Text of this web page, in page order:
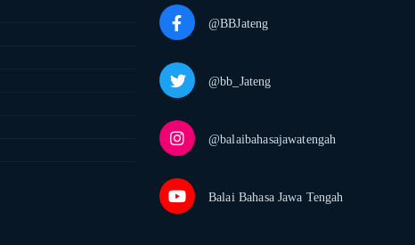
@BBJateng
@bb_Jateng
@balaibahasajawatengah
Balai Bahasa Jawa Tengah